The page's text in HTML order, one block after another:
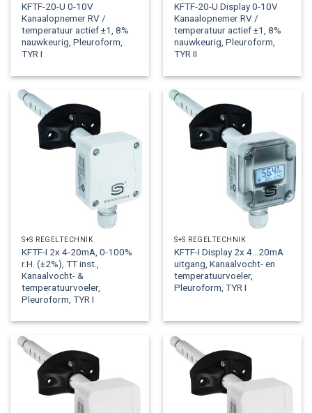
KFTF-20-U 0-10V
Kanaalopnemer RV /
temperatuur actief ±1, 8%
nauwkeurig, Pleuroform,
TYR I
KFTF-20-U Display 0-10V
Kanaalopnemer RV /
temperatuur actief ±1, 8%
nauwkeurig, Pleuroform,
TYR II
S+S REGELTECHNIK
KFTF-I 2x 4-20mA, 0-100%
r.H. (±2%), TT inst.,
Kanaalvocht- &
temperatuurvoeler,
Pleuroform, TYR I
S+S REGELTECHNIK
KFTF-I Display 2x 4…20mA
uitgang, Kanaalvocht- en
temperatuurvoeler,
Pleuroform, TYR I